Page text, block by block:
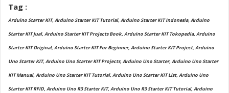
Tag :
Arduino Starter KIT, Arduino Starter KIT Tutorial, Arduino Starter KIT Indonesia, Arduino
Starter KIT Jual, Arduino Starter KIT Projects Book, Arduino Starter KIT Tokopedia, Arduino
Starter KIT Original, Arduino Starter KIT For Beginner, Arduino Starter KIT Project, Arduino
Uno Starter KIT, Arduino Uno Starter KIT Projects, Arduino Uno Starter, Arduino Uno Starter
KIT Manual, Arduino Uno Starter KIT Tutorial, Arduino Uno Starter KIT List, Arduino Uno
Starter KIT RFID, Arduino Uno R3 Starter KIT, Arduino Uno R3 Starter KIT Tutorial, Arduino